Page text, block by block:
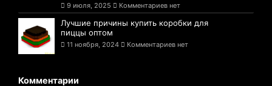
9 июля, 2025 Комментариев нет
Лучшие причины купить коробки для
пиццы оптом
11 ноября, 2024 Комментариев нет
Комментарии